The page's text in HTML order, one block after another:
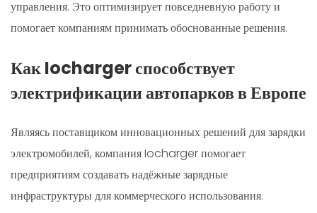
управления. Это оптимизирует повседневную работу и
помогает компаниям принимать обоснованные решения.
Как Iocharger способствует
электрификации автопарков в Европе
Являясь поставщиком инновационных решений для зарядки
электромобилей, компания Iocharger помогает
предприятиям создавать надёжные зарядные
инфраструктуры для коммерческого использования.